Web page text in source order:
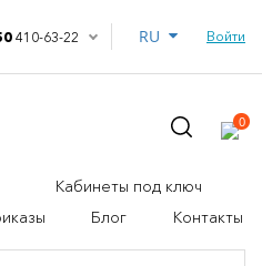
410-63-22 Войти
Кабинеты под ключ
Блог Контакты
0